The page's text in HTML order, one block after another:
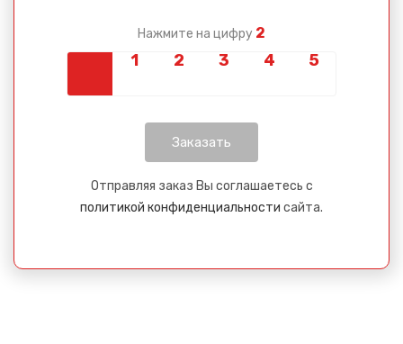
Нажмите на цифру 2
Отправляя заказ Вы соглашаетесь с
политикой конфиденциальности сайта.